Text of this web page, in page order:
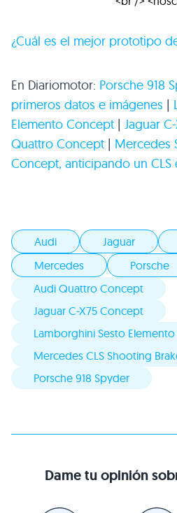
¿Cuál es el mejor prototipo
En Diariomotor: Porsche 918
primeros datos e imágenes |
Elemento Concept | Jaguar
Quattro Concept | Mercedes
Concept, anticipando un CLS
Audi Jaguar
Mercedes
Porsche
Audi Quattro Concept
Jaguar C-X75 Concept
Lamborghini Sesto
Mercedes CLS Shooting
Porsche 918 Spyder
Dame tu opinión